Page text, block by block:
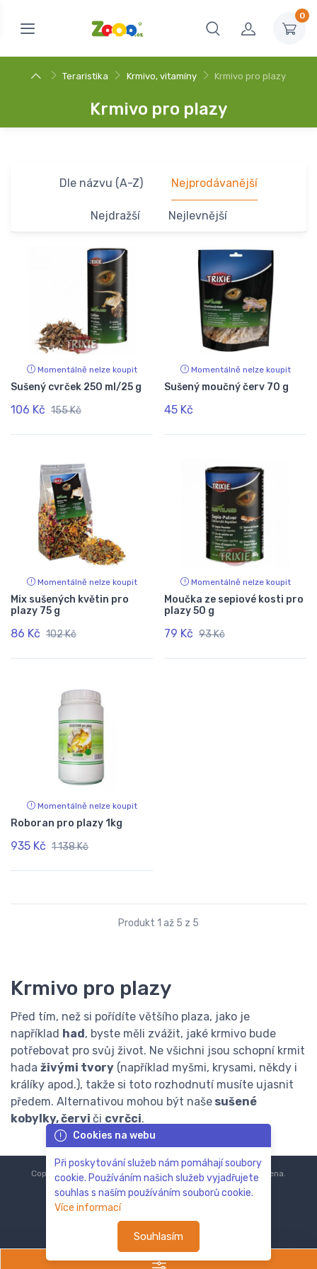
0
Teraristika Krmivo, vitamíny Krmivo pro plazy
Krmivo pro plazy
Dle názvu (A-Z) Nejprodávanější
Nejdražší Nejlevnější
Momentálně nelze koupit
Sušený cvrček 250 ml/25 g
106 Kč 155 Kč
Momentálně nelze koupit
Sušený moučný červ 70 g
45 Kč
Momentálně nelze koupit
Mix sušených květin pro
plazy 75 g
86 Kč 102 Kč
Momentálně nelze koupit
Moučka ze sepiové kosti pro
plazy 50 g
79 Kč 93 Kč
Momentálně nelze koupit
Roboran pro plazy 1kg
935 Kč 1 138 Kč
Produkt 1 až 5 z 5
Krmivo pro plazy
Před tím, než si pořídíte většího plaza, jako je
například had, byste měli zvážit, jaké krmivo bude
potřebovat pro svůj život. Ne všichni jsou schopní krmit
hada živými tvory (například myšmi, krysami, někdy i
králíky apod.), takže si toto rozhodnutí musíte ujasnit
předem. Alternativou mohou být naše sušené
kobylky, červi či cvrčci.
Cookies na webu
Při poskytování služeb nám pomáhají soubory
cookie. Používáním našich služeb vyjadřujete
souhlas s naším používáním souborů cookie.
Více informací
Souhlasím
Copyright © 2018-2024ZoOo.cz®Všechna práva vyhrazena.